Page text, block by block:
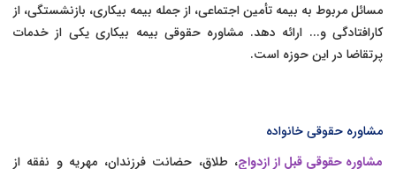
مسائل مربوط به بیمه تأمین اجتماعی، از جمله بیمه بیکاری، بازنشستگی، از
کارافتادگی و... ارائه دهد. مشاوره حقوقی بیمه بیکاری یکی از خدمات
پرتقاضا در این حوزه است.
مشاوره حقوقی خانواده
مشاوره حقوقی قبل از ازدواج، طلاق، حضانت فرزندان، مهریه و نفقه از